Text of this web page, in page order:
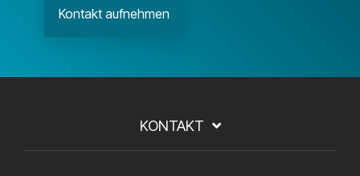
Kontakt aufnehmen
KONTAKT